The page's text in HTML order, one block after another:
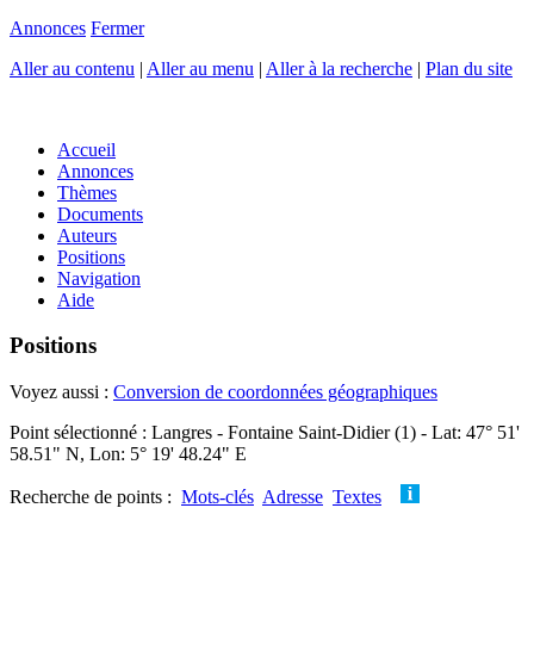
Annonces Fermer
Aller au contenu | Aller au menu | Aller à la recherche | Plan du site
Accueil
Annonces
Thèmes
Documents
Auteurs
Positions
Navigation
Aide
Positions
Voyez aussi : Conversion de coordonnées géographiques
Point sélectionné : Langres - Fontaine Saint-Didier (1) - Lat: 47° 51'
58.51" N, Lon: 5° 19' 48.24" E
Recherche de points : Mots-clés Adresse Textes